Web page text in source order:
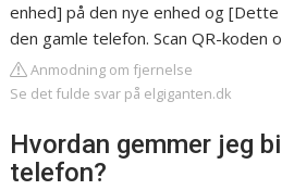
enhed] på den nye enhed og
den gamle telefon. Scan QR-koden
Anmodning om fjernelse
Se det fulde svar på elgiganten.dk
Hvordan gemmer jeg
telefon?